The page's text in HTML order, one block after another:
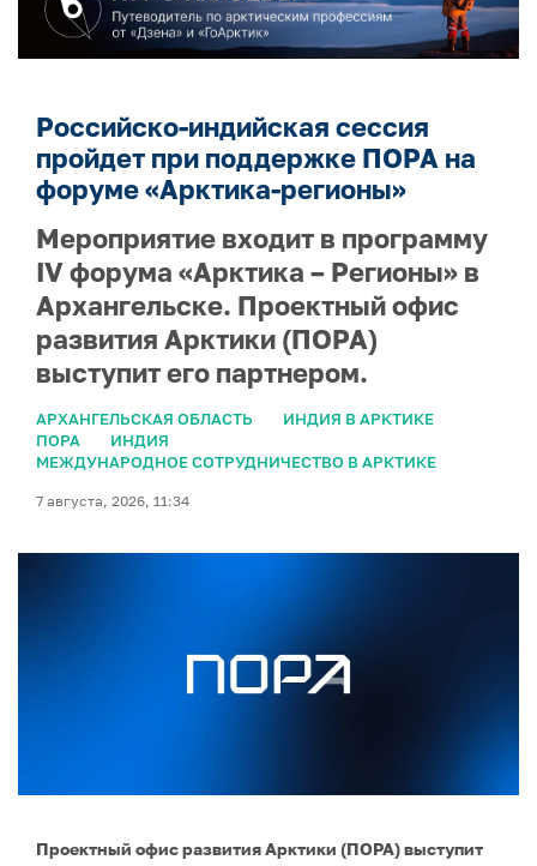
Российско-индийская сессия
пройдет при поддержке ПОРА на
форуме «Арктика-регионы»
Мероприятие входит в программу
IV форума «Арктика – Регионы» в
Архангельске. Проектный офис
развития Арктики (ПОРА)
выступит его партнером.
АРХАНГЕЛЬСКАЯ ОБЛАСТЬ
ИНДИЯ В АРКТИКЕ
ПОРА
ИНДИЯ
МЕЖДУНАРОДНОЕ СОТРУДНИЧЕСТВО В АРКТИКЕ
7 августа, 2026, 11:34
Проектный офис развития Арктики (ПОРА) выступит